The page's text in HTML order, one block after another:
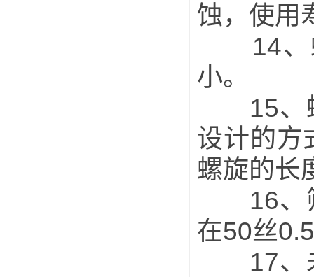
蚀，使用
14、螺
小。
15、螺
设计的方
螺旋的长
16、筛
在50丝
17、未